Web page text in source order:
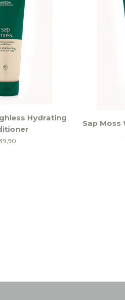
Hydrating
Sap Moss